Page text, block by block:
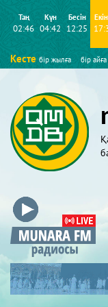
Таң
02:46
Күн
04:42
Бесін
12:25
Кесте бір жылға бір айға